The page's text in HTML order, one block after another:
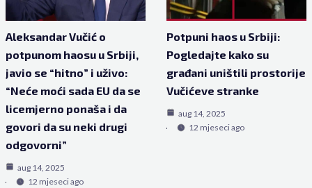
Aleksandar Vučić o
potpunom haosu u Srbiji,
javio se “hitno” i uživo:
“Neće moći sada EU da se
licemjerno ponaša i da
govori da su neki drugi
odgovorni”
aug 14, 2025
12 mjeseci ago
Potpuni haos u Srbiji:
Pogledajte kako su
građani uništili prostorije
Vučićeve stranke
aug 14, 2025
12 mjeseci ago